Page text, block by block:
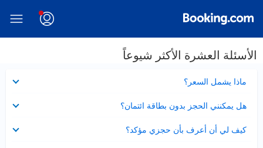
الأسئلة العشرة الأكثر شيوعاً
ماذا يشمل السعر؟
مصغر
هل يمكنني الحجز بدون بطاقة ائتمان؟
مصغر
كيف لي أن أعرف بأن حجزي مؤكد؟
مصغر